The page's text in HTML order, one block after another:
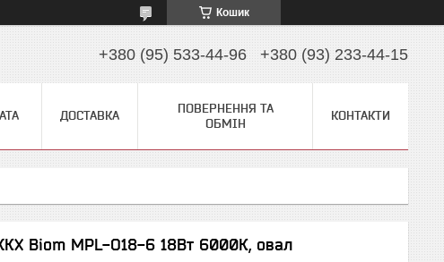
Кошик
+380 (95) 533-44-96 +380 (93) 233-44-15
ДОСТАВКА
ПОВЕРНЕННЯ ТА
ОБМІН
КОНТАКТИ
Biom MPL-О18-6 18Вт 6000К, овал